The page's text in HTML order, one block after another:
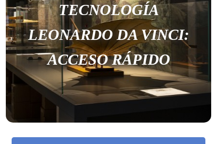
TECNOLOGÍA
LEONARDO DA VINCI:
ACCESO RÁPIDO